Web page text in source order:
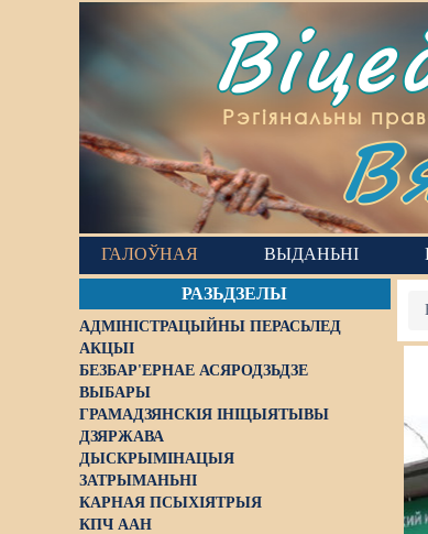
Рэгіянальны
ГАЛОЎНАЯ ВЫДАНЬНІ
РАЗЬДЗЕЛЫ
АДМІНІСТРАЦЫЙНЫ ПЕРАСЬЛЕД
АКЦЫІ
БЕЗБАР'ЕРНАЕ АСЯРОДЗЬДЗЕ
ВЫБАРЫ
ГРАМАДЗЯНСКІЯ ІНІЦЫЯТЫВЫ
ДЗЯРЖАВА
ДЫСКРЫМІНАЦЫЯ
ЗАТРЫМАНЬНІ
КАРНАЯ ПСЫХІЯТРЫЯ
КПЧ ААН